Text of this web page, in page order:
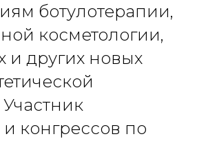
ботулотерапии,
косметологии,
и других новых
конгрессов по